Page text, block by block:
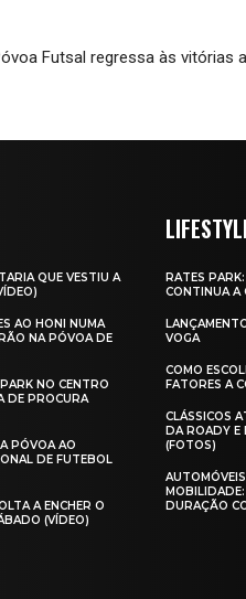
Futsal regressa às vitórias
QUE VESTIU A
AO HONI NUMA
NA PÓVOA DE
NO CENTRO
DE PROCURA
PÓVOA AO
DE FUTEBOL
A ENCHER O
(VÍDEO)
RATES
CONTINUA A
VOGA
COMO
FATORES A
CLÁSSICOS
DA ROADY E
(FOTOS)
DURAÇÃO